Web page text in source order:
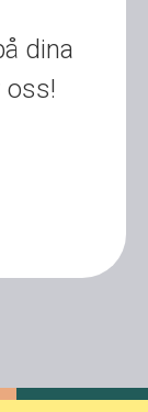
dina
oss!